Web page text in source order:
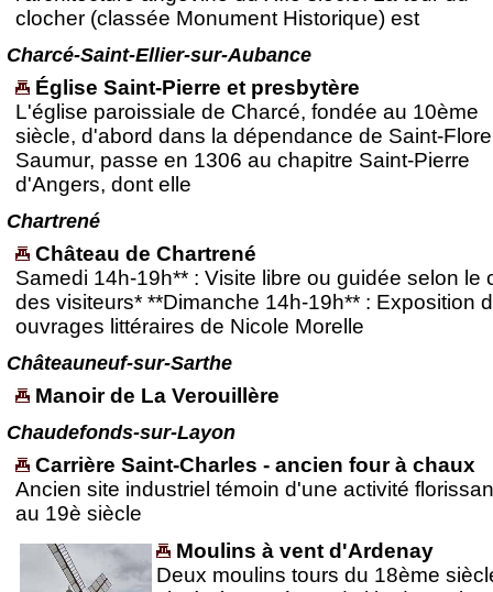
clocher (classée Monument Historique) est
Charcé-Saint-Ellier-sur-Aubance
Église Saint-Pierre et presbytère
L'église paroissiale de Charcé, fondée au 10ème
siècle, d'abord dans la dépendance de Saint-
Saumur, passe en 1306 au chapitre Saint-Pierre
d'Angers, dont elle
Chartrené
Château de Chartrené
Samedi 14h-19h** : Visite libre ou guidée selon le
des visiteurs* **Dimanche 14h-19h** : Exposition
ouvrages littéraires de Nicole Morelle
Châteauneuf-sur-Sarthe
Manoir de La Verouillère
Chaudefonds-sur-Layon
Carrière Saint-Charles - ancien four à chaux
Ancien site industriel témoin d'une activité
au 19è siècle
Moulins à vent d'Ardenay
Deux moulins tours du 18ème